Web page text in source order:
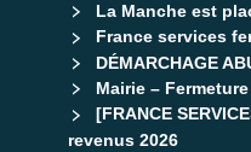
La Manche est
France services
DÉMARCHAGE
Mairie –
[FRANCE
revenus 2026